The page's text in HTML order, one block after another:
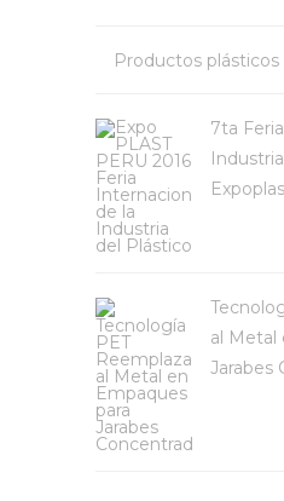
Productos
7ta
al Metal
Jarabes